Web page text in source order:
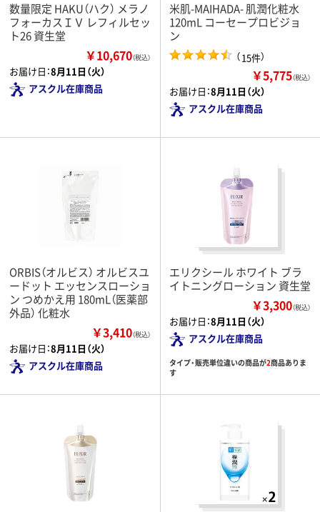
数量限定 HAKU（ハク） メラノ
フォーカスＩＶ レフィルセッ
ト26 資生堂
￥10,670（税込）
お届け日：8月11日（火）
アスクル在庫商品
米肌-MAIHADA- 肌潤化粧水
120mL コーセープロビジョ
ン
（15件）
￥5,775（税込）
お届け日：8月11日（火）
アスクル在庫商品
ORBIS（オルビス） オルビスユ
ードット エッセンスローショ
ン つめかえ用 180mL（医薬部
外品） 化粧水
￥3,410（税込）
お届け日：8月11日（火）
アスクル在庫商品
エリクシール ホワイト ブラ
イトニングローション 資生堂
￥3,300（税込）
お届け日：8月11日（火）
アスクル在庫商品
タイプ・販売単位違いの商品が2商品ありま
す